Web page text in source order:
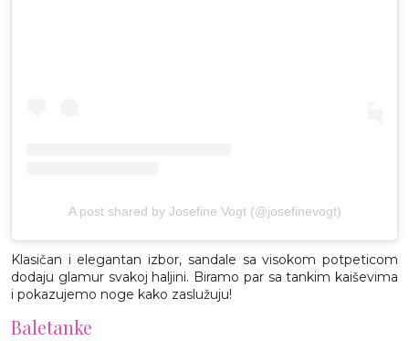
A post shared by Josefine Vogt (@josefinevogt)
Klasičan i elegantan izbor, sandale sa visokom potpeticom
dodaju glamur svakoj haljini. Biramo par sa tankim kaiševima
i pokazujemo noge kako zaslužuju!
Baletanke